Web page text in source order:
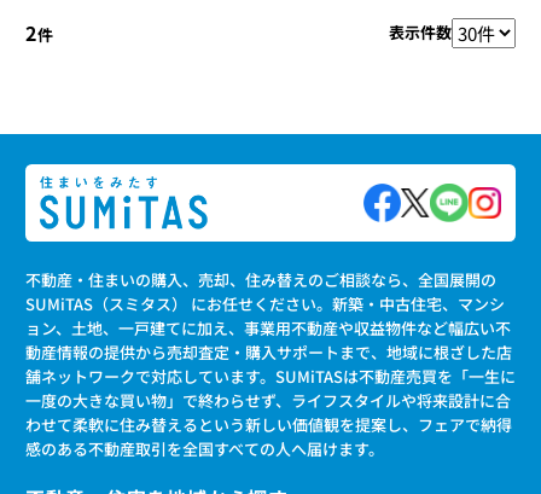
2件 表示件数
不動産・住まいの購入、売却、住み替えのご相談なら、全国展開の
SUMiTAS（スミタス） にお任せください。新築・中古住宅、マンシ
ョン、土地、一戸建てに加え、事業用不動産や収益物件など幅広い不
動産情報の提供から売却査定・購入サポートまで、地域に根ざした店
舗ネットワークで対応しています。SUMiTASは不動産売買を「一生に
一度の大きな買い物」で終わらせず、ライフスタイルや将来設計に合
わせて柔軟に住み替えるという新しい価値観を提案し、フェアで納得
感のある不動産取引を全国すべての人へ届けます。